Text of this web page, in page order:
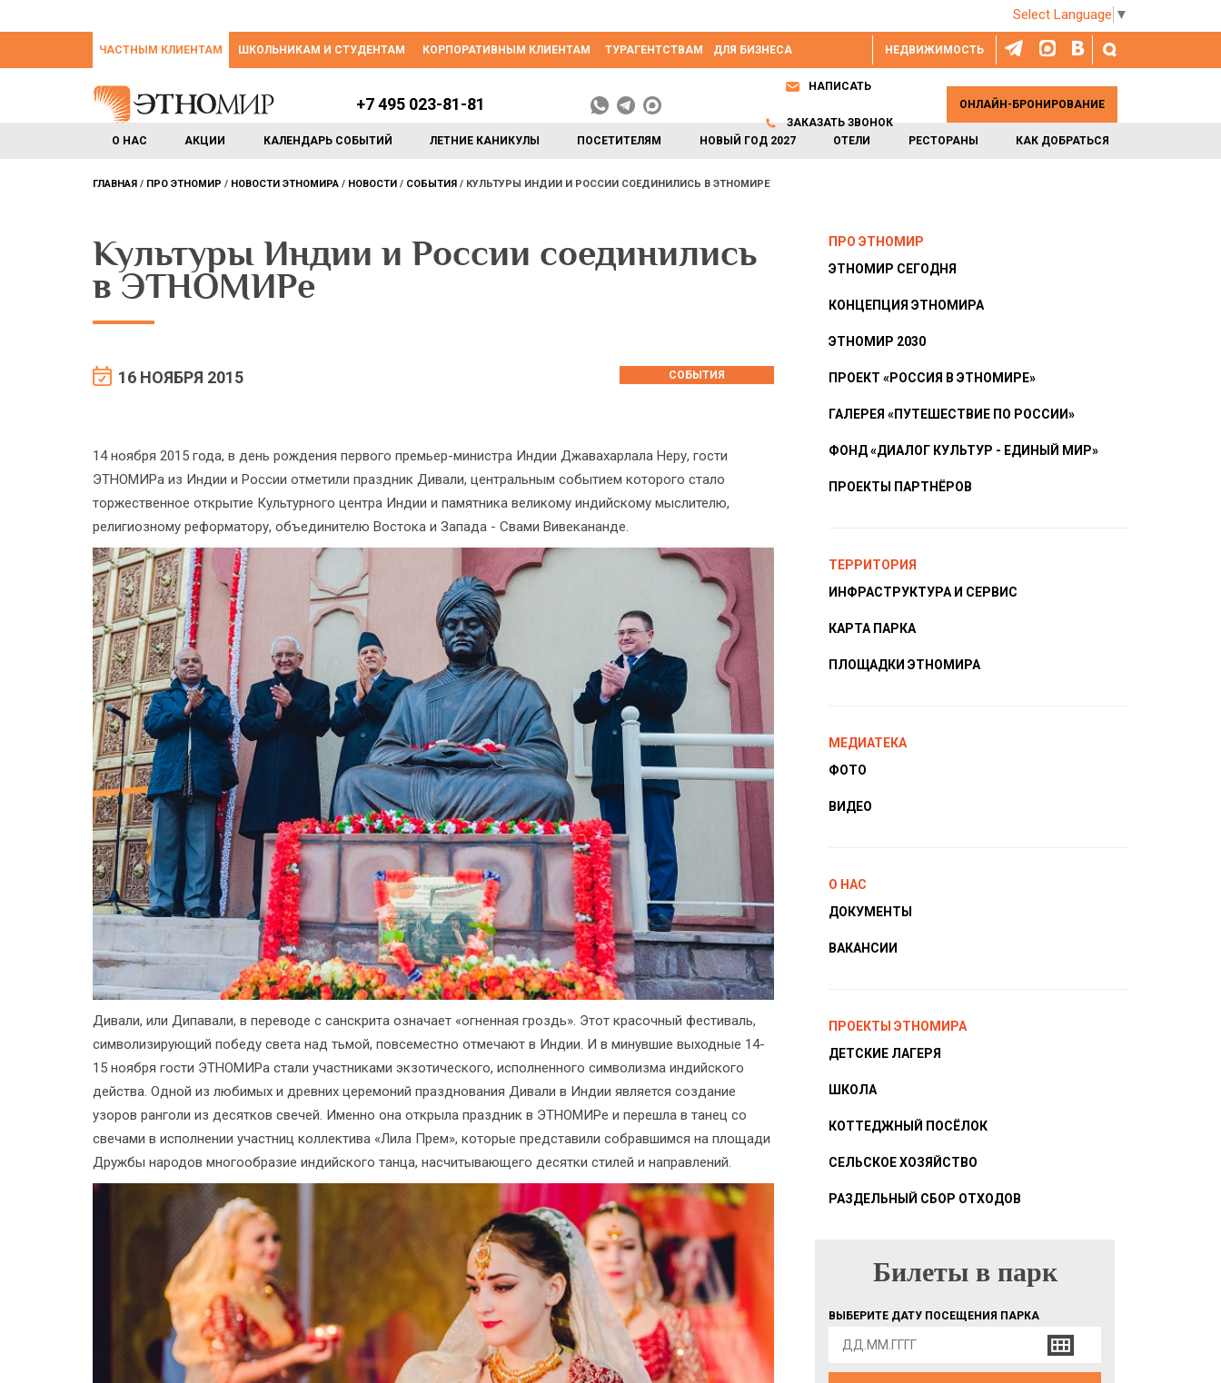
Select Language ▼
НЕДВИЖИМОСТЬ
ЧАСТНЫМ КЛИЕНТАМ ШКОЛЬНИКАМ И СТУДЕНТАМ КОРПОРАТИВНЫМ КЛИЕНТАМ ТУРАГЕНТСТВАМ ДЛЯ БИЗНЕСА
О НАС АКЦИИ КАЛЕНДАРЬ СОБЫТИЙ ЛЕТНИЕ КАНИКУЛЫ ПОСЕТИТЕЛЯМ НОВЫЙ ГОД 2027 ОТЕЛИ РЕСТОРАНЫ КАК ДОБРАТЬСЯ
+7 495 023-81-81
НАПИСАТЬ
ЗАКАЗАТЬ ЗВОНОК
ОНЛАЙН-БРОНИРОВАНИЕ
ГЛАВНАЯ ПРО ЭТНОМИР НОВОСТИ ЭТНОМИРА НОВОСТИ СОБЫТИЯ КУЛЬТУРЫ ИНДИИ И РОССИИ СОЕДИНИЛИСЬ В ЭТНОМИРЕ
Культуры Индии и России соединились
в ЭТНОМИРе
16 НОЯБРЯ 2015 СОБЫТИЯ
14 ноября 2015 года, в день рождения первого премьер-министра Индии Джавахарлала Неру, гости
ЭТНОМИРа из Индии и России отметили праздник Дивали, центральным событием которого стало
торжественное открытие Культурного центра Индии и памятника великому индийскому мыслителю,
религиозному реформатору, объединителю Востока и Запада - Свами Вивекананде.
Дивали, или Дипавали, в переводе с санскрита означает «огненная гроздь». Этот красочный фестиваль,
символизирующий победу света над тьмой, повсеместно отмечают в Индии. И в минувшие выходные 14-
15 ноября гости ЭТНОМИРа стали участниками экзотического, исполненного символизма индийского
действа. Одной из любимых и древних церемоний празднования Дивали в Индии является создание
узоров ранголи из десятков свечей. Именно она открыла праздник в ЭТНОМИРе и перешла в танец со
свечами в исполнении участниц коллектива «Лила Прем», которые представили собравшимся на площади
Дружбы народов многообразие индийского танца, насчитывающего десятки стилей и направлений.
ПРО ЭТНОМИР
ЭТНОМИР СЕГОДНЯ
КОНЦЕПЦИЯ ЭТНОМИРА
ЭТНОМИР 2030
ПРОЕКТ «РОССИЯ В ЭТНОМИРЕ»
ГАЛЕРЕЯ «ПУТЕШЕСТВИЕ ПО РОССИИ»
ФОНД «ДИАЛОГ КУЛЬТУР - ЕДИНЫЙ МИР»
ПРОЕКТЫ ПАРТНЁРОВ
ТЕРРИТОРИЯ
ИНФРАСТРУКТУРА И СЕРВИС
КАРТА ПАРКА
ПЛОЩАДКИ ЭТНОМИРА
МЕДИАТЕКА
ФОТО
ВИДЕО
О НАС
ДОКУМЕНТЫ
ВАКАНСИИ
ПРОЕКТЫ ЭТНОМИРА
ДЕТСКИЕ ЛАГЕРЯ
ШКОЛА
КОТТЕДЖНЫЙ ПОСЁЛОК
СЕЛЬСКОЕ ХОЗЯЙСТВО
РАЗДЕЛЬНЫЙ СБОР ОТХОДОВ
БИЛЕТЫ В ПАРК
Билеты в парк
ВЫБЕРИТЕ ДАТУ ПОСЕЩЕНИЯ ПАРКА